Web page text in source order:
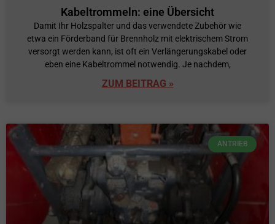
Kabeltrommeln: eine Übersicht
Damit Ihr Holzspalter und das verwendete Zubehör wie
etwa ein Förderband für Brennholz mit elektrischem Strom
versorgt werden kann, ist oft ein Verlängerungskabel oder
eben eine Kabeltrommel notwendig. Je nachdem,
ZUM BEITRAG »
ANTRIEB